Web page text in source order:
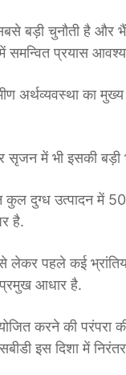
बड़ी चुनौती है और
समन्वित प्रयास
अर्थव्यवस्था का
में भी इसकी बड़ी
कुल दुग्ध उत्पादन में
है.
लेकर पहले कई
प्रमुख आधार है.
करने की परंपरा
इस दिशा में